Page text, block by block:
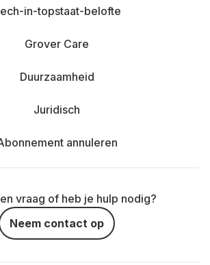
in-topstaat-belofte
Grover Care
Duurzaamheid
Juridisch
annuleren
vraag of heb je hulp nodig?
Neem contact op